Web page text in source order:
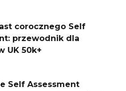
corocznego Self
przewodnik dla
UK 50k+
Self Assessment